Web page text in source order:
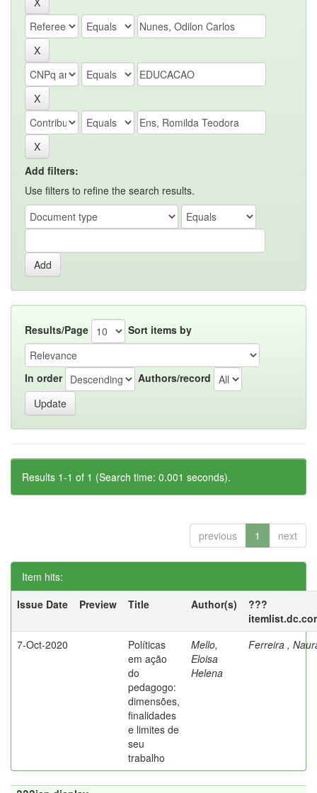
Add filters:
Use filters to refine the search results.
Results/Page Sort items by
In order Authors/record
Results 1-1 of 1 (Search time: 0.001 seconds).
previous 1 next
Item hits:
Issue Date
Preview Title Author(s)
???
7-Oct-2020
Políticas
em ação
do
pedagogo:
dimensões,
finalidades
e limites de
seu
trabalho
Mello,
Eloisa
Helena
Ferreira ,